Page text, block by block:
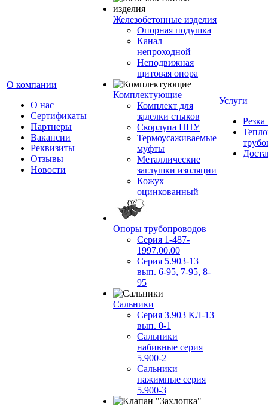
О компании
О нас
Сертификаты
Партнеры
Вакансии
Реквизиты
Отзывы
Новости
Железобетонные изделия
Опорная подушка
Канал
непроходной
Неподвижная
щитовая опора
Комплектующие
Комплект для
заделки стыков
Скорлупа ППУ
Термоусаживаемые
муфты
Металлические
заглушки изоляции
Кожух
оцинкованный
Опоры трубопроводов
Серия 1-487-
1997.00.00
Серия 5.903-13
вып. 6-95, 7-95, 8-
95
Сальники
Серия 3.903 КЛ-13
вып. 0-1
Сальники
набивные серия
5.900-2
Сальники
нажимные серия
5.900-3
Услуги
Резка